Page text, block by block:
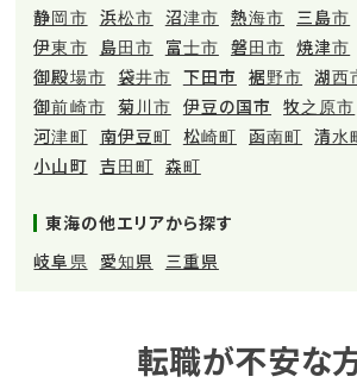
静岡市
浜松市 沼津市 熱海市 三島市
伊東市
島田市 富士市 磐田市 焼津市
御殿場市
袋井市 下田市 裾野市 湖西
御前崎市
菊川市 伊豆の国市 牧之原市
河津町
南伊豆町 松崎町 函南町 清水
小山町
吉田町 森町
東海の他エリアから探す
岐阜県
愛知県 三重県
転職が不安な